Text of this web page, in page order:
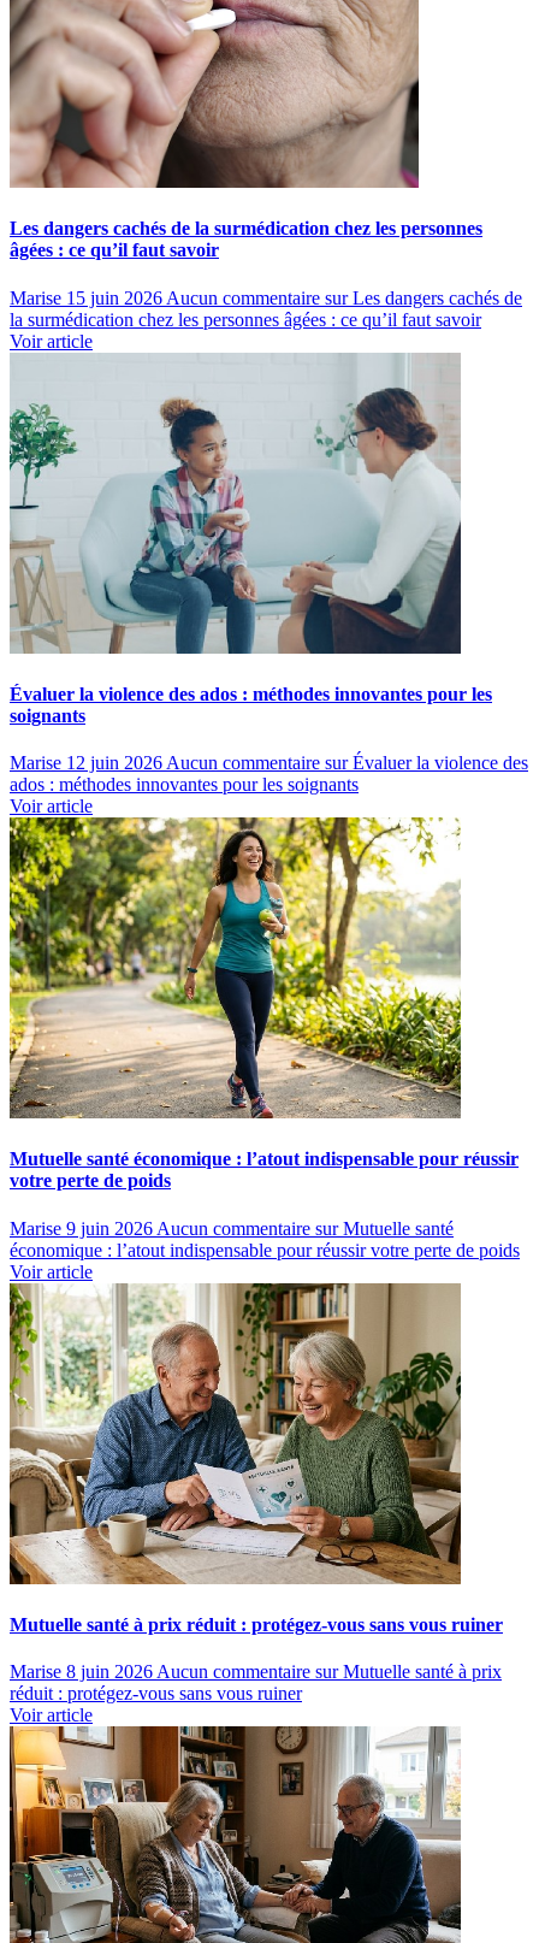
Les dangers cachés de la surmédication chez les personnes
âgées : ce qu’il faut savoir
Marise 15 juin 2026 Aucun commentaire sur Les dangers cachés de
la surmédication chez les personnes âgées : ce qu’il faut savoir
Voir article
Évaluer la violence des ados : méthodes innovantes pour les
soignants
Marise 12 juin 2026 Aucun commentaire sur Évaluer la violence des
ados : méthodes innovantes pour les soignants
Voir article
Mutuelle santé économique : l’atout indispensable pour réussir
votre perte de poids
Marise 9 juin 2026 Aucun commentaire sur Mutuelle santé
économique : l’atout indispensable pour réussir votre perte de poids
Voir article
Mutuelle santé à prix réduit : protégez-vous sans vous ruiner
Marise 8 juin 2026 Aucun commentaire sur Mutuelle santé à prix
réduit : protégez-vous sans vous ruiner
Voir article